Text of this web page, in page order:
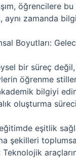
öğrencilere
aynı zamanda
Boyutları:
bir süreç
öğrenme
bilgiyi
oluşturma
eşitlik
şekilleri
Teknolojik